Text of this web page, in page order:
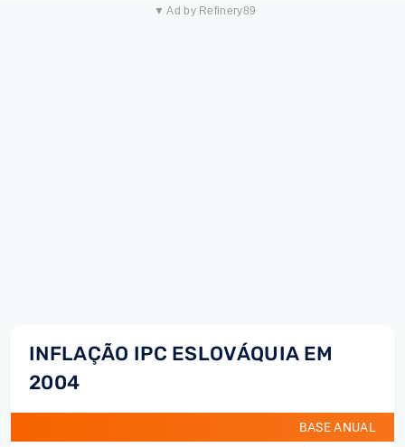
▼ Ad by Refinery89
INFLAÇÃO IPC ESLOVÁQUIA EM
2004
BASE ANUAL